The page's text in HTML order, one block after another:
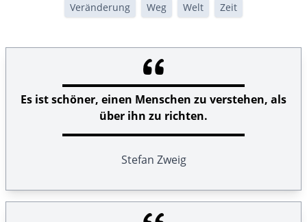
Veränderung
Weg Welt Zeit
Es ist schöner, einen Menschen zu verstehen, als
über ihn zu richten.
Stefan Zweig